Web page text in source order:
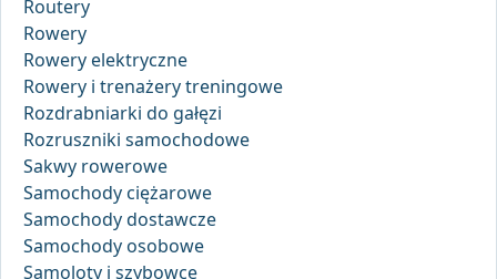
Routery
Rowery
Rowery elektryczne
Rowery i trenażery treningowe
Rozdrabniarki do gałęzi
Rozruszniki samochodowe
Sakwy rowerowe
Samochody ciężarowe
Samochody dostawcze
Samochody osobowe
Samoloty i szybowce